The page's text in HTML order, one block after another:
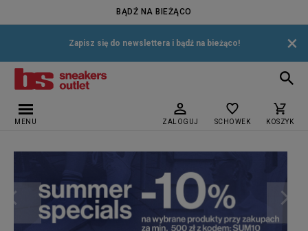
BĄDŹ NA BIEŻĄCO
Zapisz się do newslettera i bądź na bieżąco! ×
MENU ZALOGUJ SCHOWEK KOSZYK